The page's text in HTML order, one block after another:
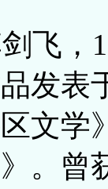
飞，
发表
文学
。曾